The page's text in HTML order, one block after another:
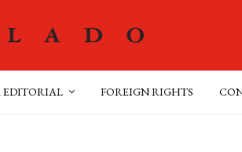
EDITORIAL FOREIGN RIGHTS